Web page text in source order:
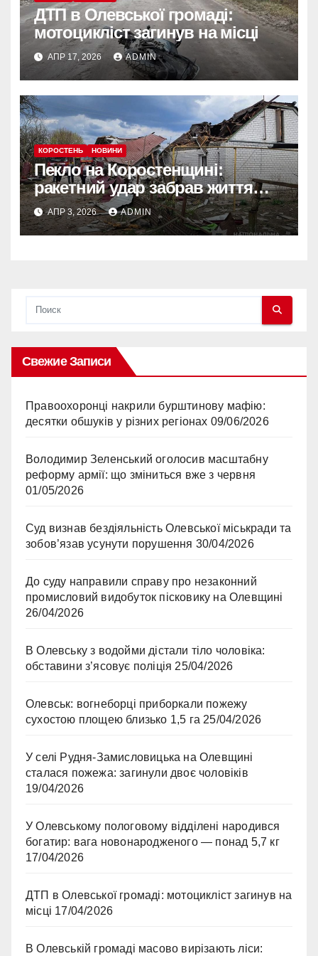
ДТП в Олевської громаді:
мотоцикліст загинув на місці
АПР 17, 2026 ADMIN
КОРОСТЕНЬ НОВИНИ
Пекло на Коростенщині:
ракетний удар забрав життя
жінки, десятки будинків
знищено
АПР 3, 2026 ADMIN
Свежие Записи
Правоохоронці накрили бурштинову мафію:
десятки обшуків у різних регіонах 09/06/2026
Володимир Зеленський оголосив масштабну
реформу армії: що зміниться вже з червня
01/05/2026
Суд визнав бездіяльність Олевської міськради та
зобов’язав усунути порушення 30/04/2026
До суду направили справу про незаконний
промисловий видобуток пісковику на Олевщині
26/04/2026
В Олевську з водойми дістали тіло чоловіка:
обставини з’ясовує поліція 25/04/2026
Олевськ: вогнеборці приборкали пожежу
сухостою площею близько 1,5 га 25/04/2026
У селі Рудня-Замисловицька на Олевщині
сталася пожежа: загинули двоє чоловіків
19/04/2026
У Олевському пологовому відділені народився
богатир: вага новонародженого — понад 5,7 кг
17/04/2026
ДТП в Олевської громаді: мотоцикліст загинув на
місці 17/04/2026
В Олевській громаді масово вирізають ліси: